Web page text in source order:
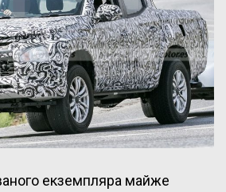
екземпляра майже